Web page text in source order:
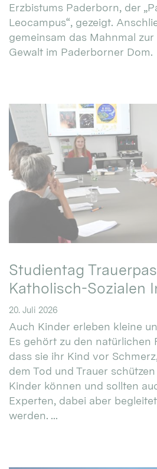
Erzbistums Paderborn, der
Leocampus“, gezeigt.
gemeinsam das Mahnmal zur
Gewalt im Paderborner Dom.
Studientag
Katholisch-Sozialen
20. Juli 2026
Auch Kinder erleben kleine
Es gehört zu den natürlichen
dass sie ihr Kind vor
dem Tod und Trauer
Kinder können und sollten
Experten, dabei aber
werden. ...